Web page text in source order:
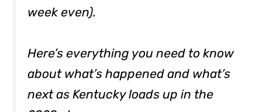
week even).
Here’s everything you need to know
about what’s happened and what’s
next as Kentucky loads up in the